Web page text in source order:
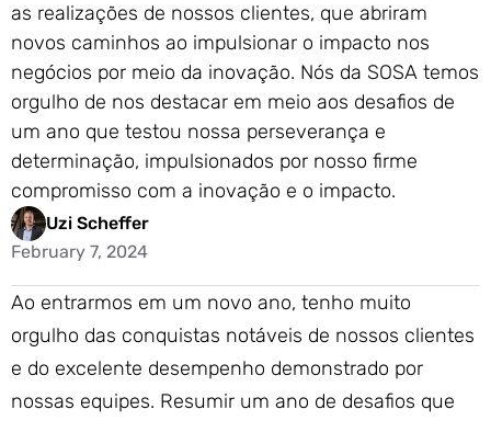
as realizações de nossos clientes, que abriram
novos caminhos ao impulsionar o impacto nos
negócios por meio da inovação. Nós da SOSA temos
orgulho de nos destacar em meio aos desafios de
um ano que testou nossa perseverança e
determinação, impulsionados por nosso firme
compromisso com a inovação e o impacto.
Uzi Scheffer
February 7, 2024
Ao entrarmos em um novo ano, tenho muito
orgulho das conquistas notáveis de nossos clientes
e do excelente desempenho demonstrado por
nossas equipes. Resumir um ano de desafios que